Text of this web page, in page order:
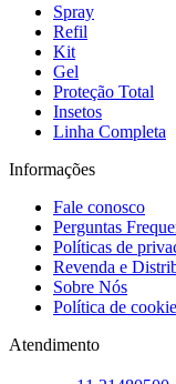
Spray
Refil
Kit
Gel
Proteção Total
Insetos
Linha Completa
Informações
Fale conosco
Perguntas
Políticas de
Revenda e
Sobre Nós
Política de
Atendimento